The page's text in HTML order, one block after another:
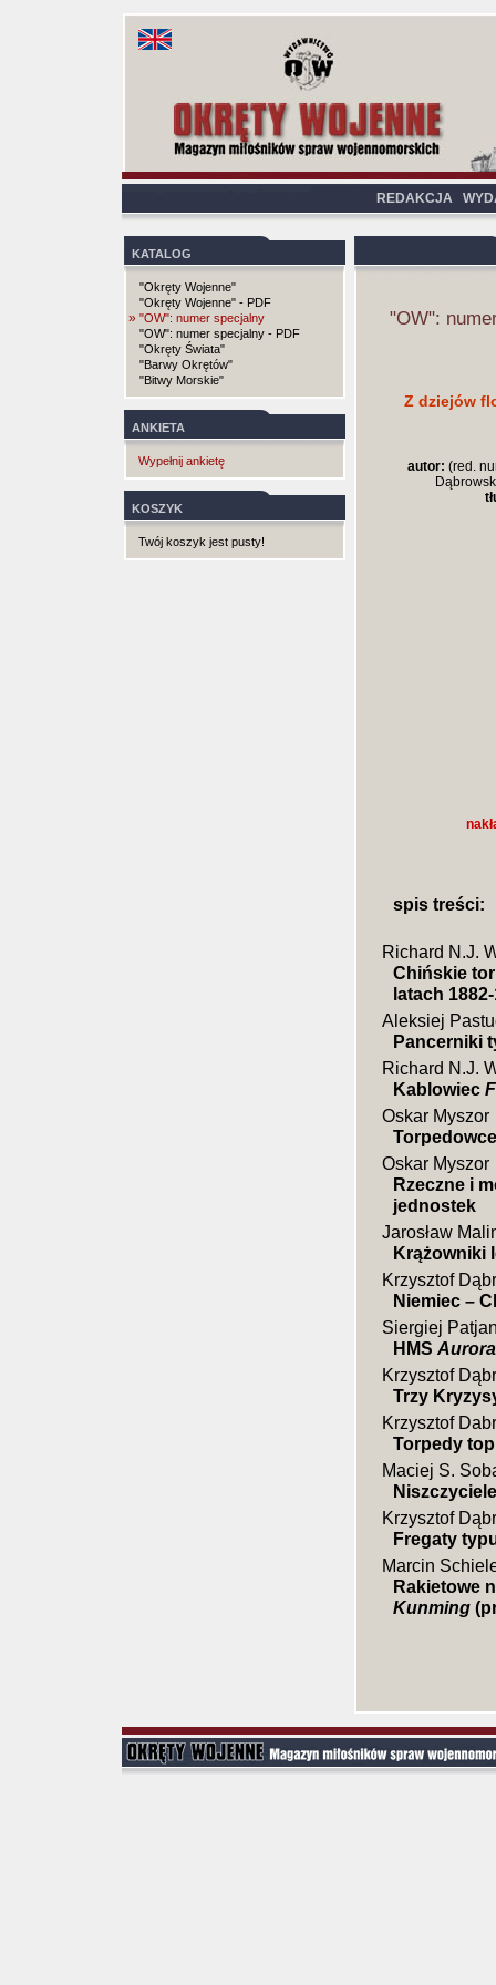
REDAKCJA
KATALOG
"Okręty Wojenne"
"Okręty Wojenne" - PDF
» "OW": numer specjalny
"OW": numer specjalny - PDF
"Okręty Świata"
"Barwy Okrętów"
"Bitwy Morskie"
ANKIETA
Wypełnij ankietę
KOSZYK
Twój koszyk jest pusty!
"OW":
Z dziejów
autor: (red.
spis treści:
Richard N.J.
Chińskie
latach
Aleksiej
Pancerniki
Richard N.J.
Kablowiec
Oskar Myszor
Oskar Myszor
Rzeczne i
jednostek
Jarosław
Krążowniki
Krzysztof
Niemiec –
Siergiej
HMS Aurora
Krzysztof
Trzy
Krzysztof
Torpedy
Maciej S.
Krzysztof
Fregaty
Marcin
Rakietowe
Kunming